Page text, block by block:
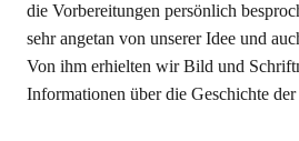
die Vorbereitungen persönlich
sehr angetan von unserer Idee und
Von ihm erhielten wir Bild und
Informationen über die Geschichte